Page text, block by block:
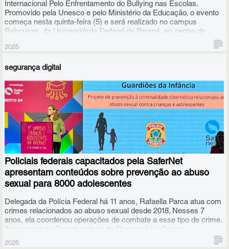
Internacional Pelo Enfrentamento do Bullying nas Escolas.
Promovido pela Unesco e pelo Ministério da Educação, o evento
começa nesta quinta-feira (5) e será realizado no campus
Rebouças, da Universidade Federal do Paraná, no centro de
2025
segurança digital
Policiais federais capacitados pela SaferNet
apresentam conteúdos sobre prevenção ao abuso
sexual para 8000 adolescentes
Delegada da Polícia Federal há 11 anos, Rafaella Parca atua com
crimes relacionados ao abuso sexual desde 2018. Nesses 7
anos, ela coordenou operações de combate a esse tipo de crime.
Atualmente na Coordenadoria de Repressão a Crimes
Cibernéticos relacionados ao Abuso Sexual Infanto Juvenil da PF,
2025